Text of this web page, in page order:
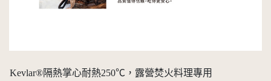
Kevlar®隔熱掌心耐熱250℃，露營焚火料理專用